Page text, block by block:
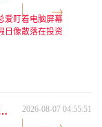
爱盯着电脑屏幕
日像散落在投资
又暗藏着市场
总绕不开"节
"要留三分清
有智能预警，
市门槛降低，投资者机遇几何？ 2026-08-07 04:55:51